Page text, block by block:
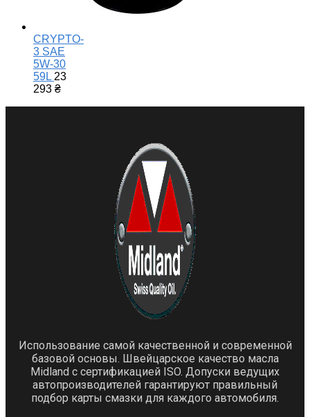
CRYPTO-
3 SAE
5W-30
59L 23
293 ₴
Использование самой качественной и современной
базовой основы. Швейцарское качество масла
Midland с сертификацией ISO. Допуски ведущих
автопроизводителей гарантируют правильный
подбор карты смазки для каждого автомобиля.